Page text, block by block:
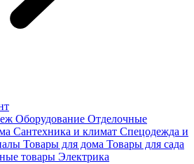
Оборудование Отделочные
Сантехника и климат Спецодежда и
Товары для дома Товары для сада
товары Электрика